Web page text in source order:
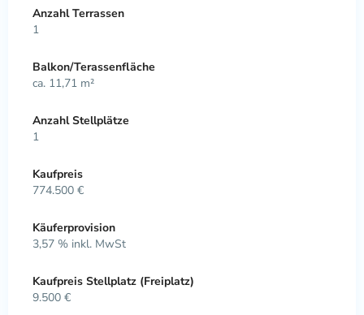
Anzahl Terrassen
1
Balkon/Terassenfläche
ca. 11,71 m²
Anzahl Stellplätze
1
Kaufpreis
774.500 €
Käuferprovision
3,57 % inkl. MwSt
Kaufpreis Stellplatz (Freiplatz)
9.500 €